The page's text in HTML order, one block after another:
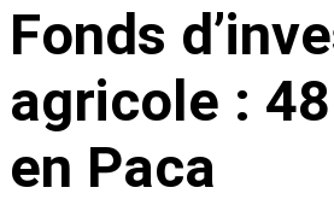
Fonds
agricole :
en Paca